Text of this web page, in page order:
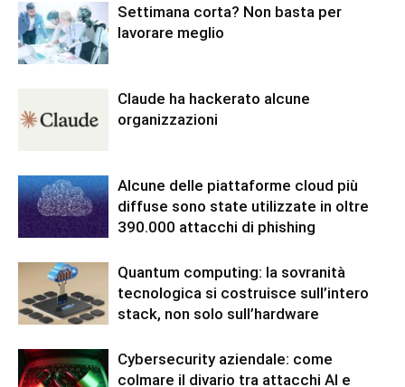
Settimana corta? Non basta per
lavorare meglio
Claude ha hackerato alcune
organizzazioni
Alcune delle piattaforme cloud più
diffuse sono state utilizzate in oltre
390.000 attacchi di phishing
Quantum computing: la sovranità
tecnologica si costruisce sull’intero
stack, non solo sull’hardware
Cybersecurity aziendale: come
colmare il divario tra attacchi AI e